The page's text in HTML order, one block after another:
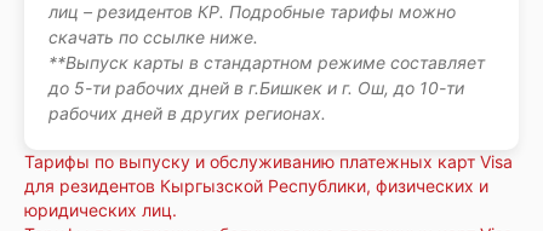
лиц – резидентов КР. Подробные тарифы можно
скачать по ссылке ниже.
**Выпуск карты в стандартном режиме составляет
до 5-ти рабочих дней в г.Бишкек и г. Ош, до 10-ти
рабочих дней в других регионах.
Тарифы по выпуску и обслуживанию платежных карт Visa
для резидентов Кыргызской Республики, физических и
юридических лиц.